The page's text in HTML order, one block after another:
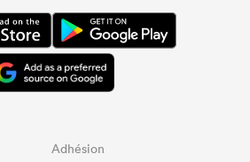
Adhésion